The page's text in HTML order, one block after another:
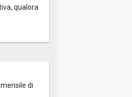
qualora
di